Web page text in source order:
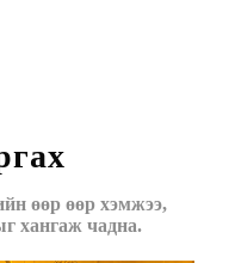
өөр өөр хэмжээ,
хангаж чадна.